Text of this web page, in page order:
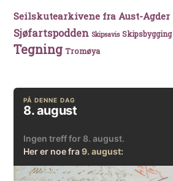
Seilskutearkivene fra Aust-Agder
Sjøfartspodden Skipsavis Skipsbygging
Tegning Tromøya